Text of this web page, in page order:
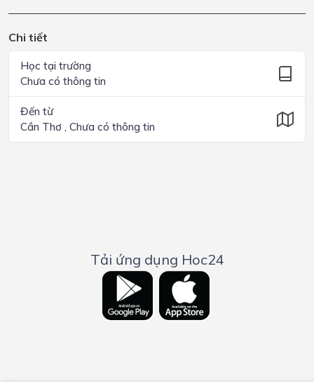
Chi tiết
Học tại trường
Chưa có thông tin
Đến từ
Cần Thơ , Chưa có thông tin
Tải ứng dụng Hoc24